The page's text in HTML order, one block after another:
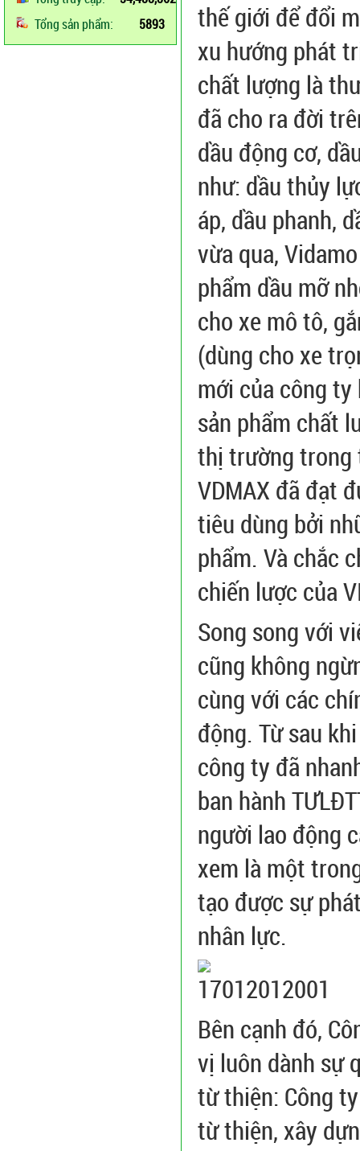
Tổng sản phẩm:
5893
thế giới để đổi
xu hướng phát
chất lượng là
đã cho ra đời
dầu động cơ,
như: dầu thủy
áp, dầu phanh,
vừa qua,
phẩm dầu mỡ
cho xe mô tô,
(dùng cho xe
mới của công
sản phẩm chất
thị trường trong
VDMAX đã đạt
tiêu dùng bởi
phẩm. Và chắc
chiến lược của
Song song với
cũng không
cùng với các
động. Từ sau
công ty đã
ban hành
người lao động
xem là một
tạo được sự
nhân lực.
Bên cạnh đó,
vị luôn dành sự
từ thiện: Công
từ thiện, xây